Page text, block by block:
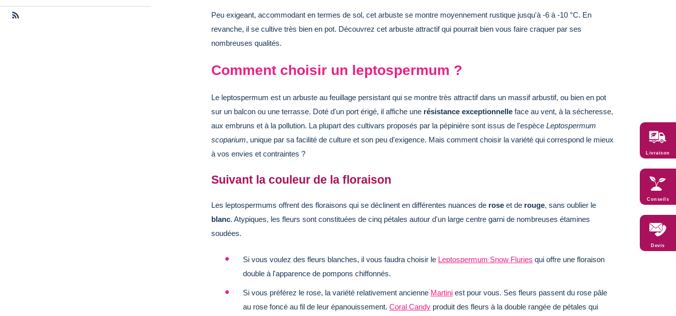
Peu exigeant, accommodant en termes de sol, cet arbuste se montre moyennement rustique jusqu'à -6 à -10 °C. En
revanche, il se cultive très bien en pot. Découvrez cet arbuste attractif qui pourrait bien vous faire craquer par ses
nombreuses qualités.
Comment choisir un leptospermum ?
Le leptospermum est un arbuste au feuillage persistant qui se montre très attractif dans un massif arbustif, ou bien en pot
sur un balcon ou une terrasse. Doté d'un port érigé, il affiche une résistance exceptionnelle face au vent, à la sécheresse,
aux embruns et à la pollution. La plupart des cultivars proposés par la pépinière sont issus de l'espèce Leptospermum
scoparium, unique par sa facilité de culture et son peu d'exigence. Mais comment choisir la variété qui correspond le mieux
à vos envies et contraintes ?
Suivant la couleur de la floraison
Les leptospermums offrent des floraisons qui se déclinent en différentes nuances de rose et de rouge, sans oublier le
blanc. Atypiques, les fleurs sont constituées de cinq pétales autour d'un large centre garni de nombreuses étamines
soudées.
Si vous voulez des fleurs blanches, il vous faudra choisir le Leptospermum Snow Fluries qui offre une floraison
double à l'apparence de pompons chiffonnés.
Si vous préférez le rose, la variété relativement ancienne Martini est pour vous. Ses fleurs passent du rose pâle
au rose foncé au fil de leur épanouissement. Coral Candy produit des fleurs à la double rangée de pétales qui
Livraison
Conseils
Devis